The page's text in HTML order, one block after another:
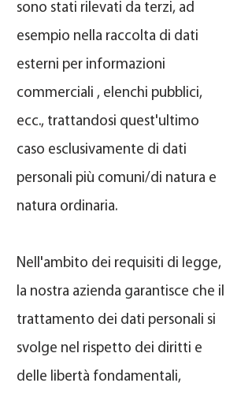
sono stati rilevati da terzi, ad
esempio nella raccolta di dati
esterni per informazioni
commerciali , elenchi pubblici,
ecc., trattandosi quest'ultimo
caso esclusivamente di dati
personali più comuni/di natura e
natura ordinaria.
Nell'ambito dei requisiti di legge,
la nostra azienda garantisce che il
trattamento dei dati personali si
svolge nel rispetto dei diritti e
delle libertà fondamentali,